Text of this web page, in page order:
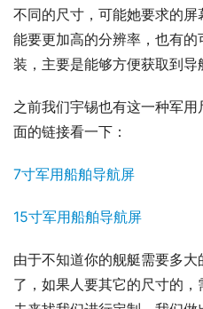
不同的尺寸，可能她要求的
能要更加高的分辨率，也有
装，主要是能够方便获取到导
之前我们宇锡也有这一种军
面的链接看一下：
7寸军用船舶导航屏
15寸军用船舶导航屏
由于不知道你的舰艇需要多
了，如果人要其它的尺寸的